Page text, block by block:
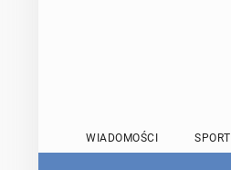
WIADOMOŚCI SPORT